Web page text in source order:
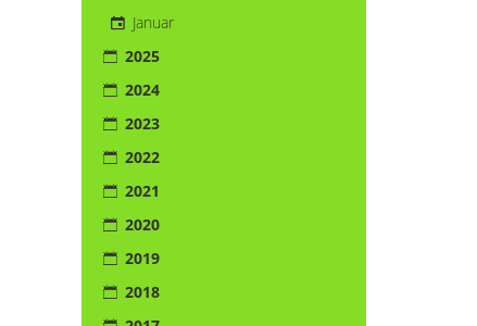
Januar
2025
2024
2023
2022
2021
2020
2019
2018